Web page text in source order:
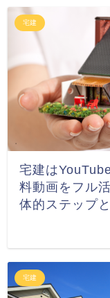
宅建
宅建は
料動画をフル
体的ステップ
宅建